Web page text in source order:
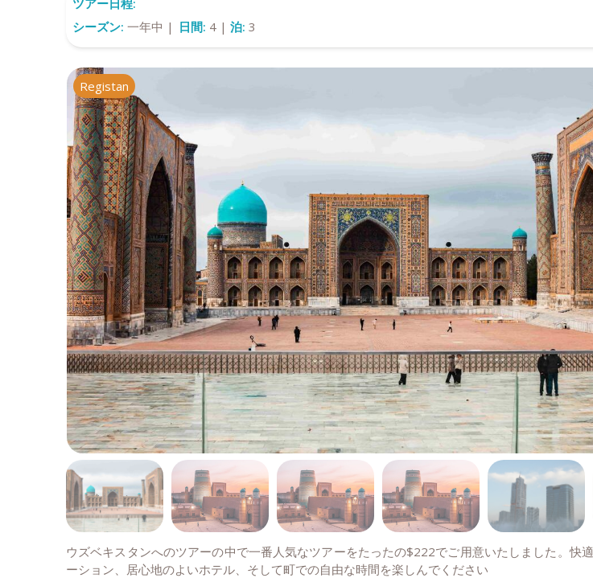
ツアー日程:
シーズン: 一年中 | 日間: 4 | 泊: 3
Registan
ウズベキスタンへのツアーの中で一番人気なツアーをたったの$222でご用意いたしました。快
ーション、居心地のよいホテル、そして町での自由な時間を楽しんでください